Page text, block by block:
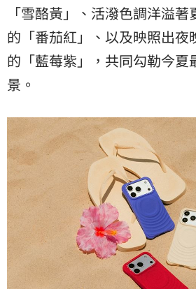
「雪酪黃」、活潑色調洋溢
的「番茄紅」、以及映照出夜
的「藍莓紫」，共同勾勒今夏
景。